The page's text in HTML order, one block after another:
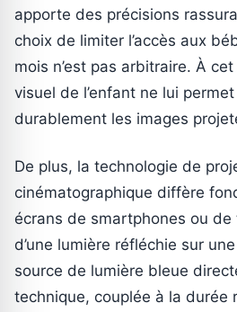
apporte des précisions
choix de limiter l’accès aux
mois n’est pas arbitraire. À
visuel de l’enfant ne lui
durablement les images
De plus, la technologie de
cinématographique diffère
écrans de smartphones ou de
d’une lumière réfléchie sur
source de lumière bleue
technique, couplée à la durée